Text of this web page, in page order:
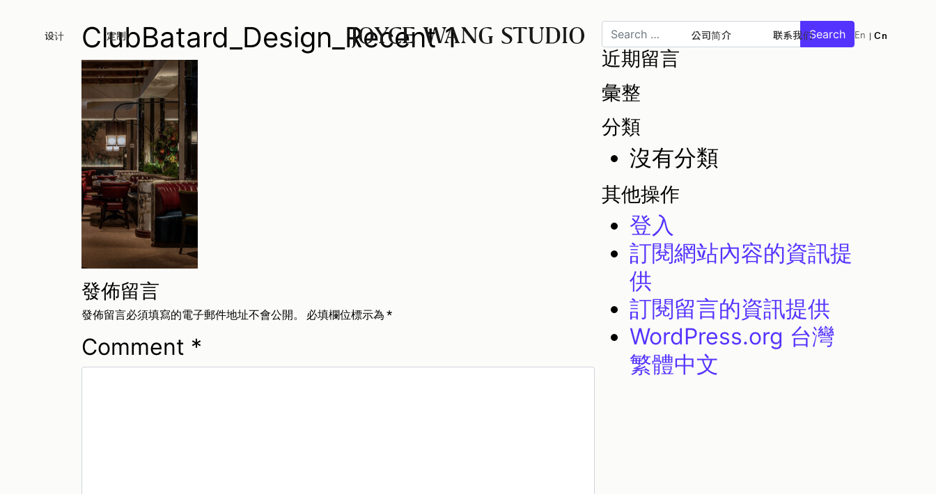
设计 定制 公司简介 联系我们 En Cn
ClubBatard_Design_Recent 1
發佈留言
發佈留言必須填寫的電子郵件地址不會公開。 必填欄位標示為 *
Comment *
Search
近期留言
彙整
分類
沒有分類
其他操作
登入
訂閱網站內容的資訊提
供
訂閱留言的資訊提供
WordPress.org 台灣
繁體中文